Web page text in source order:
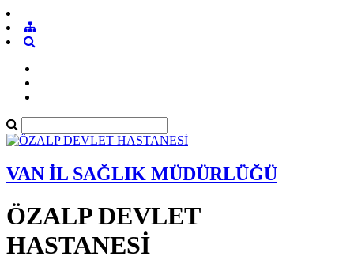
VAN İL SAĞLIK MÜDÜRLÜĞÜ
ÖZALP DEVLET
HASTANESİ